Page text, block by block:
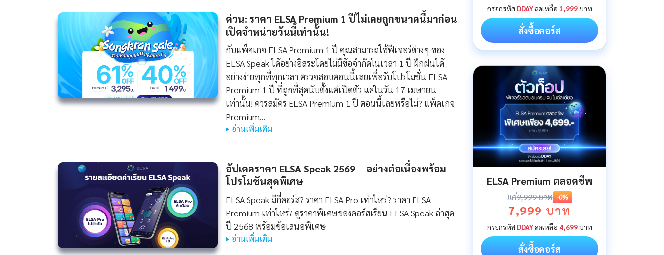
ด่วน: ราคา ELSA Premium 1 ปีไม่เคยถูกขนาดนี้มาก่อน
เปิดจำหน่ายวันนี้เท่านั้น!
กับแพ็คเกจ ELSA Premium 1 ปี คุณสามารถใช้ฟีเจอร์ต่างๆ ของ
ELSA Speak ได้อย่างอิสระโดยไม่มีข้อจำกัดในเวลา 1 ปี ฝึกฝนได้
อย่างง่ายทุกที่ทุกเวลา ตรวจสอบตอนนี้เลยเพื่อรับโปรโมชั่น ELSA
Premium 1 ปี ที่ถูกที่สุดนับตั้งแต่เปิดตัว แค่ในวัน 17 เมษายน
เท่านั้น! ควรสมัคร ELSA Premium 1 ปี ตอนนี้เลยหรือไม่? แพ็คเกจ
Premium…
อ่านเพิ่มเติม
อัปเดตราคา ELSA Speak 2569 – อย่างต่อเนื่องพร้อม
โปรโมชันสุดพิเศษ
ELSA Speak มีกี่คอร์ส? ราคา ELSA Pro เท่าไหร่? ราคา ELSA
Premium เท่าไหร่? ดูราคาพิเศษของคอร์สเรียน ELSA Speak ล่าสุด
ปี 2568 พร้อมข้อเสนอพิเศษ
อ่านเพิ่มเติม
กรอกรหัส DDAYลดเหลือ 1,999บาท
สั่งซื้อคอร์ส
ELSA Premium ตลอดชีพ
แค่9,999 บาท -0%
7,999 บาท
กรอกรหัส DDAYลดเหลือ 4,699บาท
สั่งซื้อคอร์ส